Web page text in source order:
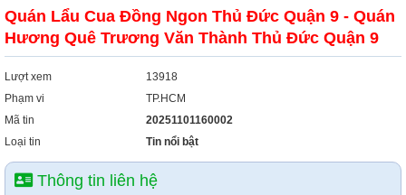
Quán Lẩu Cua Đồng Ngon Thủ Đức Quận 9 - Quán
Hương Quê Trương Văn Thành Thủ Đức Quận 9
Lượt xem
13918
Phạm vi
TP.HCM
Mã tin
20251101160002
Loại tin
Tin nổi bật
Thông tin liên hệ